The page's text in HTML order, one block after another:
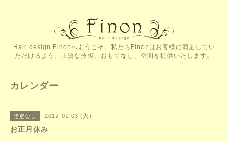
Hair design Finonへようこそ。私たちFinonはお客様に満足してい
ただけるよう、上質な技術、おもてなし、空間を提供いたします。
カレンダー
指定なし 2017-01-03 (火)
お正月休み